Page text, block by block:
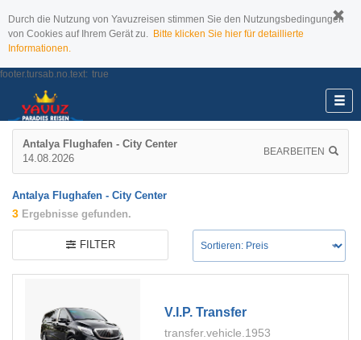
Durch die Nutzung von Yavuzreisen stimmen Sie den Nutzungsbedingungen
von Cookies auf Ihrem Gerät zu. Bitte klicken Sie hier für detaillierte
Informationen.
footer.tursab.no.text: true
Antalya Flughafen - City Center
14.08.2026
BEARBEITEN
Antalya Flughafen - City Center
3 Ergebnisse gefunden.
FILTER
V.i.p. Transfer
transfer.vehicle.1953